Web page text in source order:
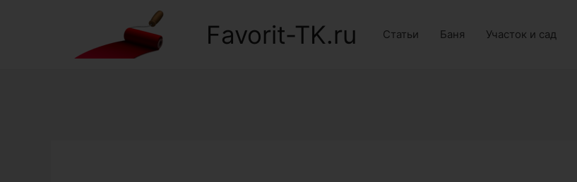
Favorit-TK.ru Статьи Баня Участок и сад